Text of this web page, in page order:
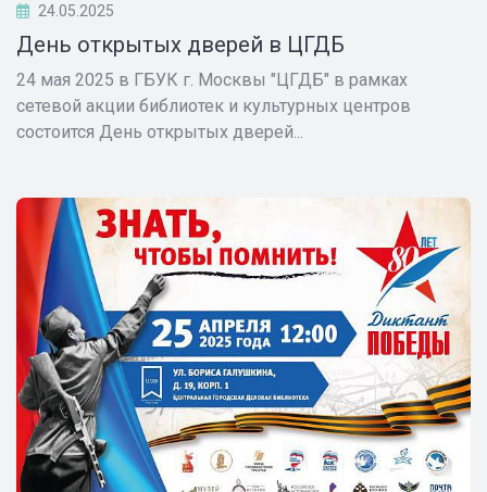
24.05.2025
День открытых дверей в ЦГДБ
24 мая 2025 в ГБУК г. Москвы "ЦГДБ" в рамках
сетевой акции библиотек и культурных центров
состоится День открытых дверей...